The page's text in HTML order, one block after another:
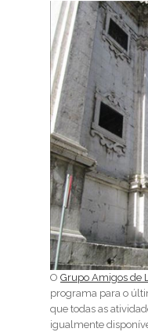
O Grupo Amigos de
programa para o
que todas as
igualmente